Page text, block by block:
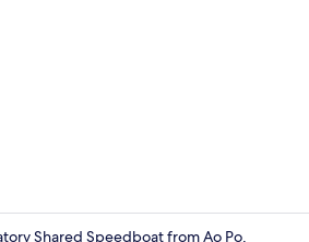
Shared Speedboat from Ao Po,